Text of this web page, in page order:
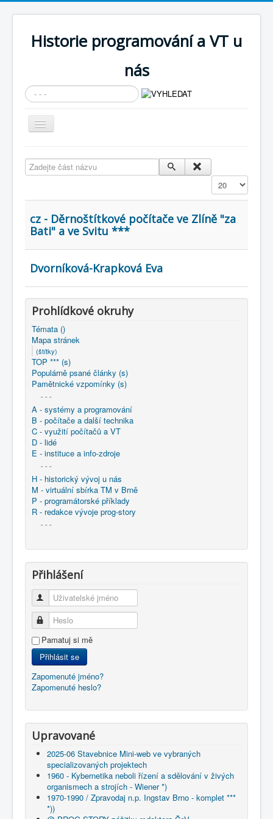
Historie programování a VT u
nás
Vyhledávání...
Přepnout
navigaci
Cíle expozice
Současnost SW a IT
KNIHOVNA
O nás
Úvod
Zadejte část názvu
Zobrazit
cz - Děrnoštítkové počítače ve Zlíně "za
Bati" a ve Svitu ***
Dvorníková-Krapková Eva
Prohlídkové okruhy
Témata ()
Mapa stránek
(štítky)
TOP *** (s)
Populárně psané články (s)
Pamětnické vzpomínky (s)
- - -
A - systémy a programování
B - počítače a další technika
C - využití počítačů a VT
D - lidé
E - instituce a info-zdroje
- - -
H - historický vývoj u nás
M - virtuální sbírka TM v Brně
P - programátorské příklady
R - redakce vývoje prog-story
- - -
Přihlášení
Uživatelské jméno
Heslo
Pamatuj si mě
Přihlásit se
Zapomenuté jméno?
Zapomenuté heslo?
Upravované
2025-06 Stavebnice Mini-web ve vybraných
specializovaných projektech
1960 - Kybernetika neboli řízení a sdělování v živých
organismech a strojích - Wiener *)
1970-1990 / Zpravodaj n.p. Ingstav Brno - komplet ***
*))